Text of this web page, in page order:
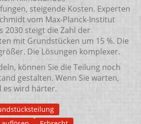
steigende Kosten. Experten
vom Max-Planck-Institut
2030 steigt die Zahl der
mit Grundstücken um 15 %. Die
Die Lösungen komplexer.
können Sie die Teilung noch
gestalten. Wenn Sie warten,
es wird härter.